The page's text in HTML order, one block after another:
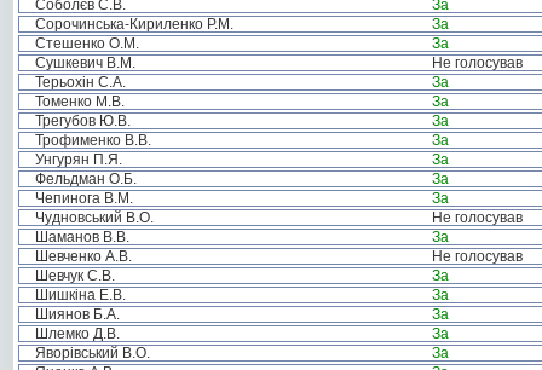
Соболєв С.В.
За
Сорочинська-Кириленко Р.М.
За
Стешенко О.М.
За
Сушкевич В.М.
Не голосував
Терьохін С.А.
За
Томенко М.В.
За
Трегубов Ю.В.
За
Трофименко В.В.
За
Унгурян П.Я.
За
Фельдман О.Б.
За
Чепинога В.М.
За
Чудновський В.О.
Не голосував
Шаманов В.В.
За
Шевченко А.В.
Не голосував
Шевчук С.В.
За
Шишкіна Е.В.
За
Шиянов Б.А.
За
Шлемко Д.В.
За
Яворівський В.О.
За